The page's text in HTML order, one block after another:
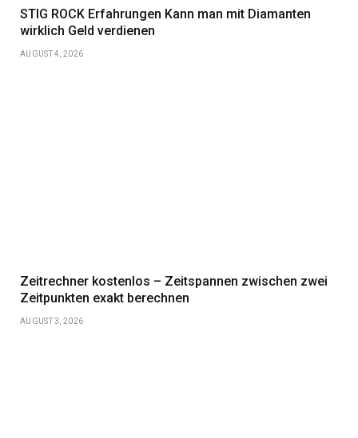
STIG ROCK Erfahrungen Kann man mit Diamanten
wirklich Geld verdienen
AUGUST 4, 2026
Zeitrechner kostenlos – Zeitspannen zwischen zwei
Zeitpunkten exakt berechnen
AUGUST 3, 2026